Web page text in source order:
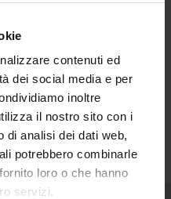
contenuti ed
dei social media e per
inoltre
il nostro sito con i
di analisi dei dati web,
potrebbero combinarle
loro o che hanno
servizi.